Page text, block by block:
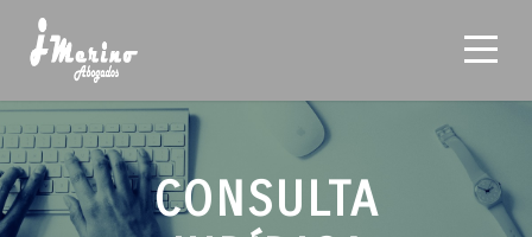
CONSULTA